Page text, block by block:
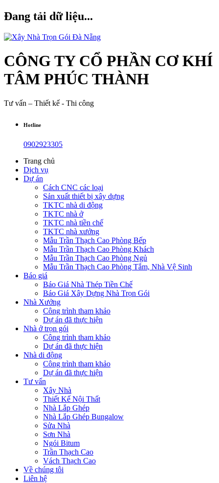
Đang tải dữ liệu...
CÔNG TY CỔ PHẦN CƠ KHÍ
TÂM PHÚC THÀNH
Tư vấn – Thiết kế - Thi công
Hotline
0902923305
Trang chủ
Dịch vụ
Dự án
Cách CNC các loại
Sản xuất thiết bị xây dựng
TKTC nhà di động
TKTC nhà ở
TKTC nhà tiền chế
TKTC nhà xưởng
Mẫu Trần Thạch Cao Phòng Bếp
Mẫu Trần Thạch Cao Phòng Khách
Mẫu Trần Thạch Cao Phòng Ngủ
Mẫu Trần Thạch Cao Phòng Tắm, Nhà Vệ Sinh
Báo giá
Báo Giá Nhà Thép Tiền Chế
Báo Giá Xây Dựng Nhà Trọn Gói
Nhà Xưởng
Công trình tham khảo
Dự án đã thực hiện
Nhà ở trọn gói
Công trình tham khảo
Dự án đã thực hiện
Nhà di động
Công trình tham khảo
Dự án đã thực hiện
Tư vấn
Xây Nhà
Thiết Kế Nội Thất
Nhà Lắp Ghép
Nhà Lắp Ghép Bungalow
Sửa Nhà
Sơn Nhà
Ngói Bitum
Trần Thạch Cao
Vách Thạch Cao
Về chúng tôi
Liên hệ